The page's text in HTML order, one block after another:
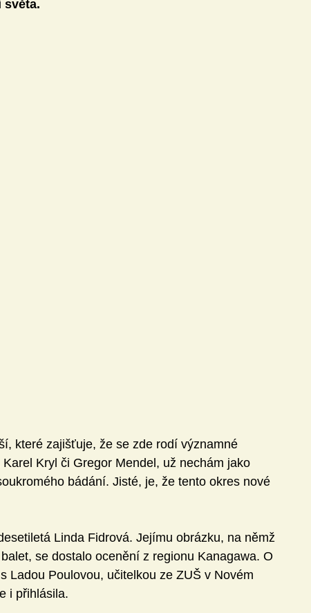
světa.
které zajišťuje, že se zde rodí významné
Kryl či Gregor Mendel, už nechám jako
bádání. Jisté, je, že tento okres nové
Linda Fidrová. Jejímu obrázku, na němž
se dostalo ocenění z regionu Kanagawa. O
Ladou Poulovou, učitelkou ze ZUŠ v Novém
i přihlásila.